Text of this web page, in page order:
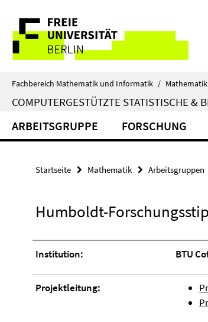
direkt
Inhalt
Service-
Navigation
Fachbereich Mathematik und Informatik / Mathematik
COMPUTERGESTÜTZTE STATISTISCHE &
ARBEITSGRUPPE FORSCHUNG
Startseite Mathematik Arbeitsgruppen
Humboldt-
Institution: BTU
Projektleitung: